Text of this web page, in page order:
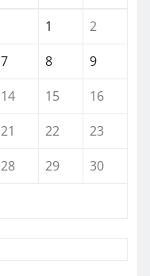
1
2
7 8
9
14 15
16
21 22
23
28 29
30